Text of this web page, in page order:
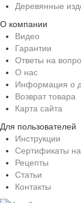
Деревянные
О компании
Видео
Гарантии
Ответы на
О нас
Информация о
Возврат товара
Карта сайта
Для пользователей
Инструкции
Сертификаты
Рецепты
Статьи
Контакты